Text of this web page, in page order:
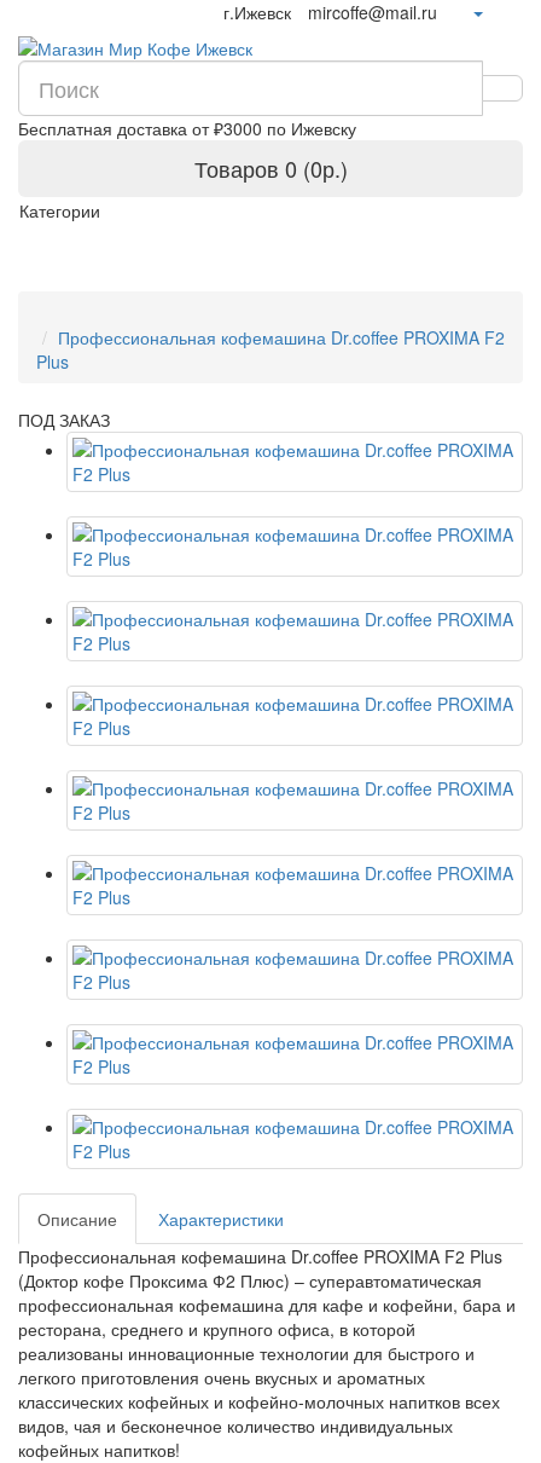
г.Ижевск mircoffe@mail.ru
Бесплатная доставка от ₽3000 по Ижевску
Товаров 0 (0р.)
Категории
Профессиональная кофемашина Dr.coffee PROXIMA F2
Plus
ПОД ЗАКАЗ
Описание
Характеристики
Профессиональная кофемашина Dr.coffee PROXIMA F2 Plus
(Доктор кофе Проксима Ф2 Плюс) – суперавтоматическая
профессиональная кофемашина для кафе и кофейни, бара и
ресторана, среднего и крупного офиса, в которой
реализованы инновационные технологии для быстрого и
легкого приготовления очень вкусных и ароматных
классических кофейных и кофейно-молочных напитков всех
видов, чая и бесконечное количество индивидуальных
кофейных напитков!